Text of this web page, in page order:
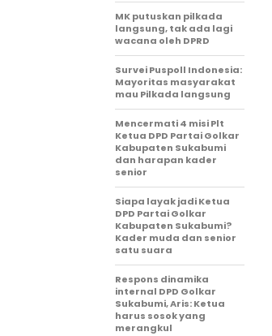
MK putuskan pilkada
langsung, tak ada lagi
wacana oleh DPRD
Survei Puspoll Indonesia:
Mayoritas masyarakat
mau Pilkada langsung
Mencermati 4 misi Plt
Ketua DPD Partai Golkar
Kabupaten Sukabumi
dan harapan kader
senior
Siapa layak jadi Ketua
DPD Partai Golkar
Kabupaten Sukabumi?
Kader muda dan senior
satu suara
Respons dinamika
internal DPD Golkar
Sukabumi, Aris: Ketua
harus sosok yang
merangkul